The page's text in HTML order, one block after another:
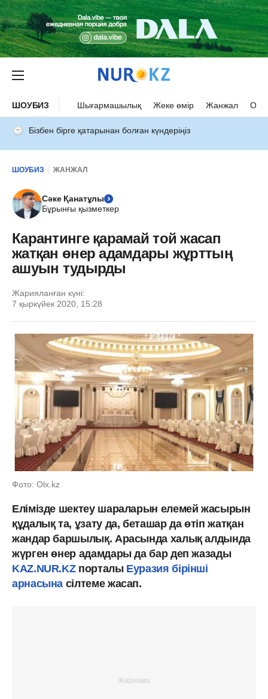
ШОУБИЗ Шығармашылық Жеке өмір Жанжал
Бізбен бірге қатарынан болған күндеріңіз
ШОУБИЗ ЖАНЖАЛ
Сәке Қанатұлы
Бұрынғы қызметкер
Карантинге қарамай той жасап
жатқан өнер адамдары жұрттың
ашуын тудырды
Жарияланған күні:
7 қыркүйек 2020, 15:28
Фото: Olx.kz
Елімізде шектеу шараларын елемей жасырын
құдалық та, ұзату да, беташар да өтіп жатқан
жандар баршылық. Арасында халық алдында
жүрген өнер адамдары да бар деп жазады
KAZ.NUR.KZпорталы Еуразия бірінші
арнасына сілтеме жасап.